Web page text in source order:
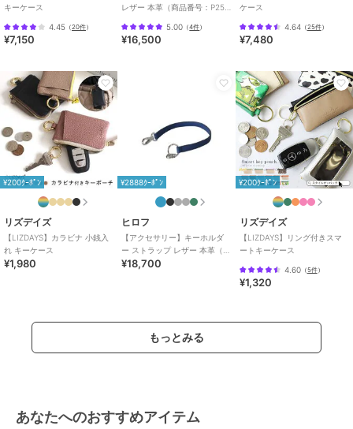
キーケース
4.45 （20件）
¥7,150
レザー 本革（商品番号：P25-
5.00 （4件）
¥16,500
ケース
4.64 （25件）
¥7,480
¥200ｸｰﾎﾟﾝ
リズデイズ
【LIZDAYS】カラビナ 小銭入
れ キーケース
¥1,980
¥2888ｸｰﾎﾟﾝ
ヒロフ
【アクセサリー】キーホルダ
ー ストラップ レザー 本革（商
品番号：P25-50012）
¥18,700
¥200ｸｰﾎﾟﾝ
リズデイズ
【LIZDAYS】リング付きスマ
ートキーケース
4.60（5件）
¥1,320
もっとみる
あなたへのおすすめアイテム